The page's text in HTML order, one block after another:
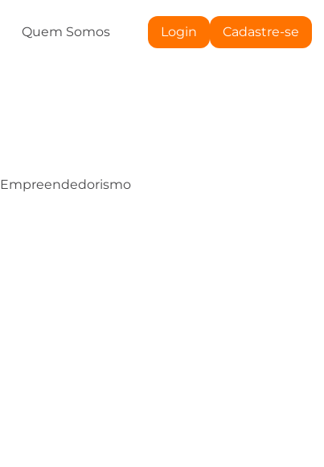
Quem Somos Login Cadastre-se
Empreendedorismo